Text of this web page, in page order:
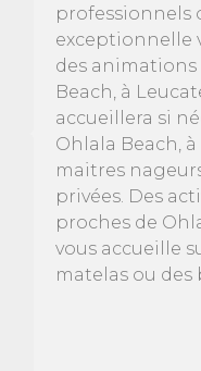
professionnels
exceptionnelle
des animations
Beach, à
accueillera si
Ohlala Beach,
maitres
privées. Des
proches de
vous accueille
matelas ou